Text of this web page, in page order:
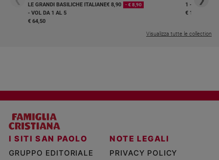
LE GRANDI BASILICHE ITALIANE
- VOL DA 1 AL 5
€ 64,50
€ 8,90
- € 8,90
1 - 2
€ 18,50
Visualizza tutte le collection
I SITI SAN PAOLO
GRUPPO EDITORIALE
NOTE LEGALI
PRIVACY POLICY